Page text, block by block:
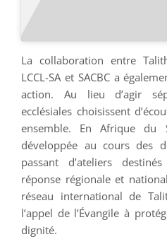
La collaboration entre
LCCL-SA et SACBC a
action. Au lieu d’agir
ecclésiales choisissent
ensemble. En Afrique du
développée au cours des
passant d’ateliers
réponse régionale et
réseau international de
l’appel de l’Évangile à
dignité.